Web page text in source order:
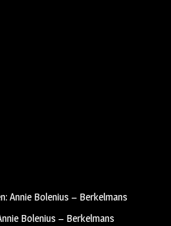
Annie Bolenius – Berkelmans
Bolenius – Berkelmans